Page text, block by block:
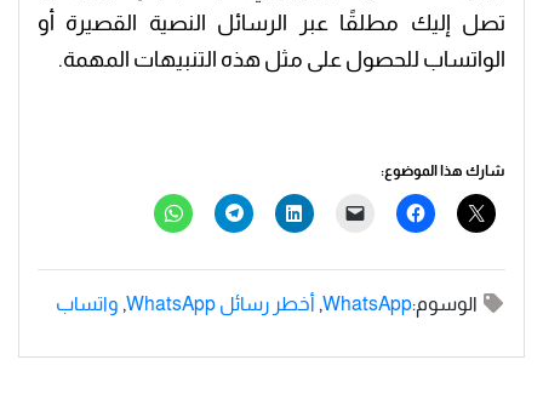
تصل إليك مطلقًا عبر الرسائل النصية القصيرة أو
الواتساب للحصول على مثل هذه التنبيهات المهمة.
شارك هذا الموضوع:
الوسوم:WhatsApp
, أخطر رسائل WhatsApp , واتساب